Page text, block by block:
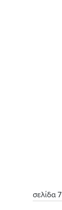
σελίδα 7